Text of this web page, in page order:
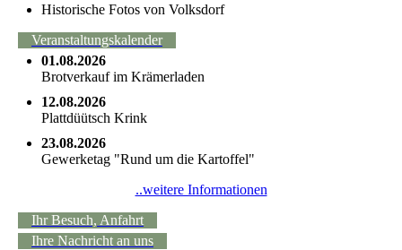
Historische Fotos von Volksdorf
Veranstaltungskalender
01.08.2026
Brotverkauf im Krämerladen
12.08.2026
Plattdüütsch Krink
23.08.2026
Gewerketag "Rund um die Kartoffel"
..weitere Informationen
Ihr Besuch, Anfahrt
Ihre Nachricht an uns